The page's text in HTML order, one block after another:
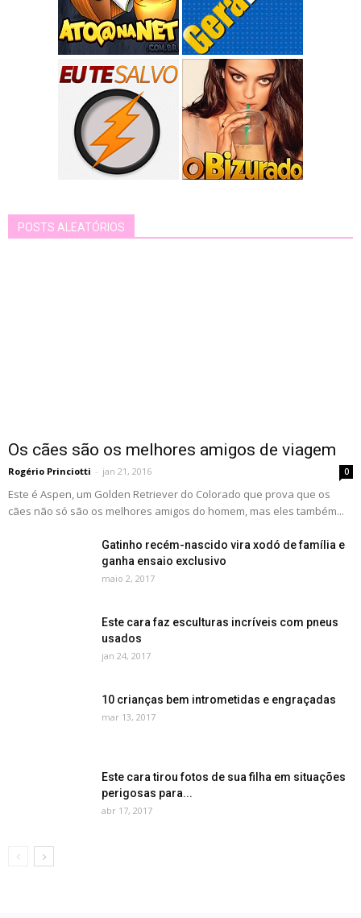
POSTS ALEATÓRIOS
Os cães são os melhores amigos de viagem
Rogério Princiotti - jan 21, 2016 0
Este é Aspen, um Golden Retriever do Colorado que prova que os
cães não só são os melhores amigos do homem, mas eles também...
Gatinho recém-nascido vira xodó de família e
ganha ensaio exclusivo
maio 2, 2017
Este cara faz esculturas incríveis com pneus
usados
jan 24, 2017
10 crianças bem intrometidas e engraçadas
mar 13, 2017
Este cara tirou fotos de sua filha em situações
perigosas para...
abr 17, 2017